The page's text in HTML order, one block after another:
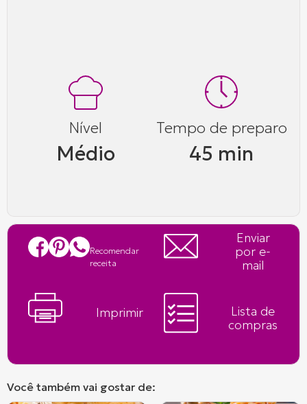
Nível
Médio
Tempo de preparo
45 min
Recomendar
receita
Enviar
por e-
mail
Imprimir
Lista de
compras
Você também vai gostar de: